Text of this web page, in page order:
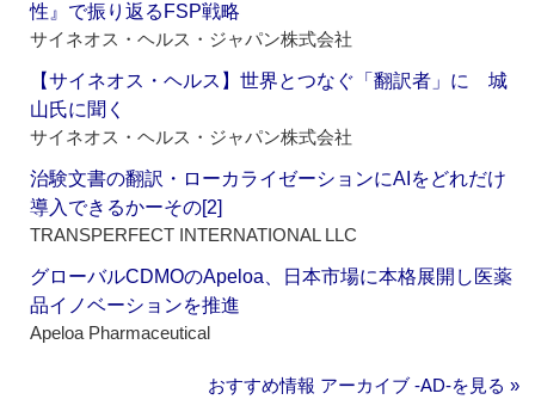
性』で振り返るFSP戦略
サイネオス・ヘルス・ジャパン株式会社
【サイネオス・ヘルス】世界とつなぐ「翻訳者」に 城
山氏に聞く
サイネオス・ヘルス・ジャパン株式会社
治験文書の翻訳・ローカライゼーションにAIをどれだけ
導入できるかーその[2]
TRANSPERFECT INTERNATIONAL LLC
グローバルCDMOのApeloa、日本市場に本格展開し医薬
品イノベーションを推進
Apeloa Pharmaceutical
おすすめ情報 アーカイブ ‐AD‐を見る »